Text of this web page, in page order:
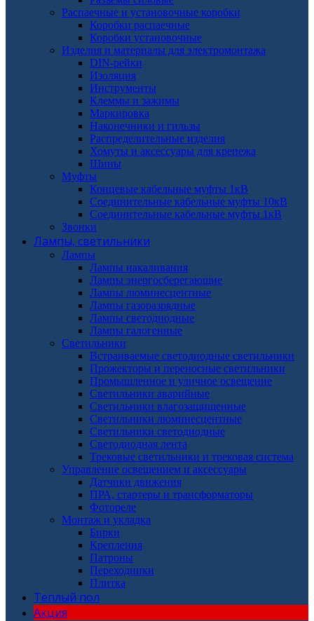
Распаечные и установочные коробки
Коробки распаечные
Коробки установочные
Изделия и материалы для электромонтажа
DIN-рейки
Изоляция
Инструменты
Клеммы и зажимы
Маркировка
Наконечники и гильзы
Распределительные изделия
Хомуты и аксессуары для крепежа
Шины
Муфты
Концевые кабельные муфты 1кВ
Соединительные кабельные муфты 10кВ
Соединительные кабельные муфты 1кВ
Звонки
Лампы, светильники
Лампы
Лампы накаливания
Лампы энергосберегающие
Лампы люминесцентные
Лампы газоразрядные
Лампы светодиодные
Лампы галогенные
Светильники
Встраиваемые светодиодные светильники
Прожекторы и переносные светильники
Промышленное и уличное освещение
Светильники аварийные
Светильники влагозащищенные
Светильники люминесцентные
Светильники светодиодные
Светодиодная лента
Трековые светильники и трековая система
Управление освещением и аксессуары
Датчики движения
ПРА, стартеры и трансформаторы
Фотореле
Монтаж и укладка
Бирки
Крепления
Патроны
Переходники
Плитка
Теплый пол
Акция